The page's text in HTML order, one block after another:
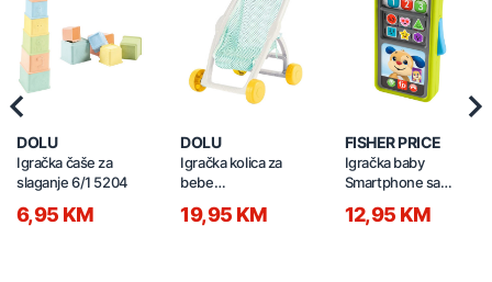
DOLU
Igračka čaše za
slaganje 6/1 5204
6,95 KM
DOLU
Igračka kolica za
bebe
2659
19,95 KM
FISHER PRICE
Igračka baby
Smartphone sa
12,95 KM